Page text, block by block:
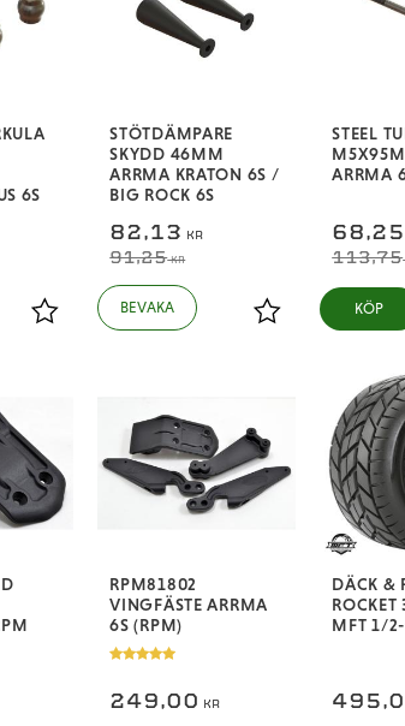
6S
Lägg till i favoriter
STÖTDÄMPARE
SKYDD 46MM
ARRMA KRATON 6S /
BIG ROCK 6S
82,13 KR
91,25KR
Lägg till i
STEEL
ARRMA
68,25
113,75
KÖP
RPM81802
VINGFÄSTE ARRMA
6S (RPM)
249,00 KR
DÄCK &
ROCKET
MFT 1/2-